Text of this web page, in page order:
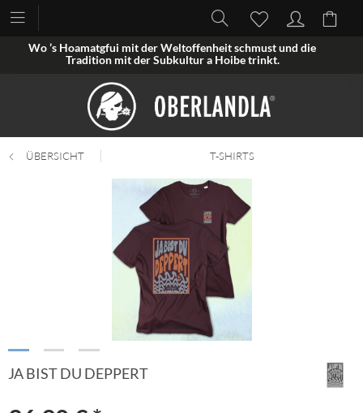
Wo ’s Hoamatgfui mit der Weltoffenheit schmust und die
Tradition mit der Subkultur a Hoibe trinkt.
ÜBERSICHT T-SHIRTS
JA BIST DU DEPPERT